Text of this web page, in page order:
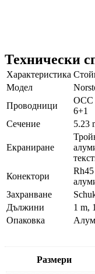
Технически
Характеристика
Модел
Проводници
OCC
6+1
Сечение
5.23
Екраниране
Конектори
Захранване
Дължини
1 m,
Опаковка
Размери